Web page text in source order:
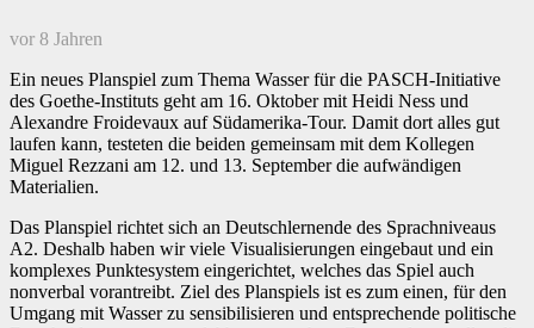
vor 8 Jahren
Ein neues Planspiel zum Thema Wasser für die PASCH-Initiative
des Goethe-Instituts geht am 16. Oktober mit Heidi Ness und
Alexandre Froidevaux auf Südamerika-Tour. Damit dort alles gut
laufen kann, testeten die beiden gemeinsam mit dem Kollegen
Miguel Rezzani am 12. und 13. September die aufwändigen
Materialien.
Das Planspiel richtet sich an Deutschlernende des Sprachniveaus
A2. Deshalb haben wir viele Visualisierungen eingebaut und ein
komplexes Punktesystem eingerichtet, welches das Spiel auch
nonverbal vorantreibt. Ziel des Planspiels ist es zum einen, für den
Umgang mit Wasser zu sensibilisieren und entsprechende politische